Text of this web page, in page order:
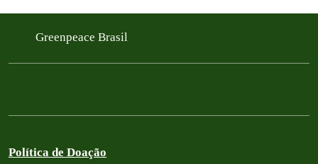
Greenpeace Brasil
Política de Doação